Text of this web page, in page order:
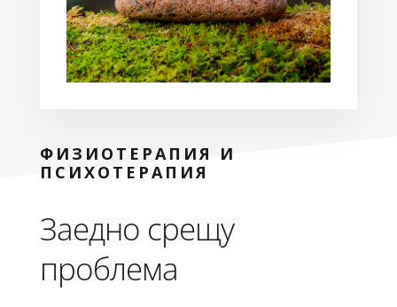
ФИЗИОТЕРАПИЯ И
ПСИХОТЕРАПИЯ
Заедно срещу
проблема